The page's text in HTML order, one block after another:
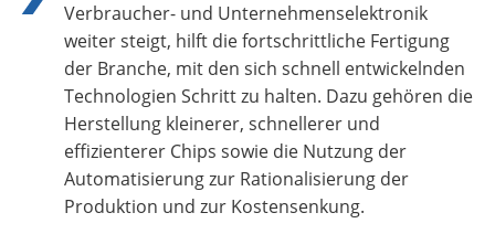
Verbraucher- und Unternehmenselektronik
weiter steigt, hilft die fortschrittliche Fertigung
der Branche, mit den sich schnell entwickelnden
Technologien Schritt zu halten. Dazu gehören die
Herstellung kleinerer, schnellerer und
effizienterer Chips sowie die Nutzung der
Automatisierung zur Rationalisierung der
Produktion und zur Kostensenkung.